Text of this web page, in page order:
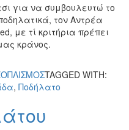
για να συμβουλευτώ το
τον Αντρέα
με τί κριτήρια πρέπει
κράνος.
TAGGED WITH:
, Ποδήλατο